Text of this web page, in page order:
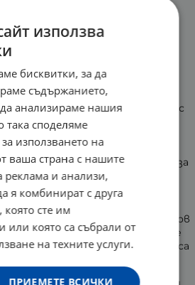
устната кухина внимателно,
и ефективно премахва
с натурални ароматни
приятни и не дразнят.
за устна хигиена чрез вкус
от децата.
не оставя лепкавост или
на здрава устна среда за
тяхната естествена смяна.
на смола от мастиха от остров
Pistacia lentiscus, която се
Средиземноморието. Включени са
използва
бисквитки, за да
съдържанието,
анализираме нашия
споделяме
използването на
ваша страна с нашите
реклама и анализи,
я комбинират с друга
сте им
или която са събрали от
на техните услуги.
ПРИЕМЕТЕ ВСИЧКИ